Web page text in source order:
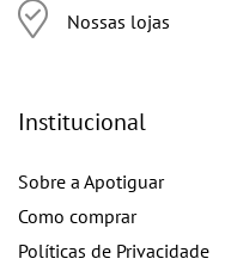
Nossas lojas
Institucional
Sobre a Apotiguar
Como comprar
Políticas de Privacidade